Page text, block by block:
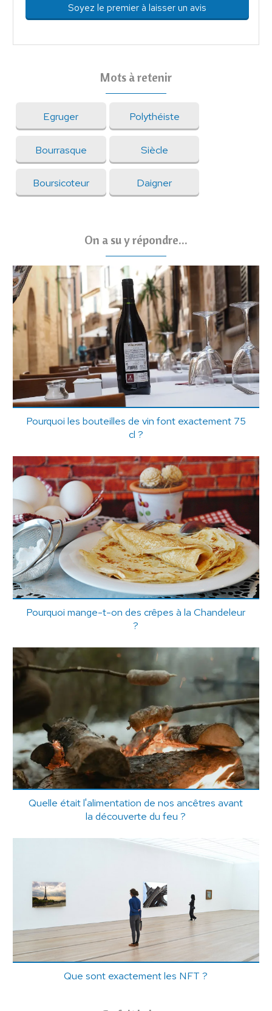
Soyez le premier à laisser un avis
Mots à retenir
Egruger Polythéiste
Bourrasque Siècle
Boursicoteur Daigner
On a su y répondre...
Pourquoi les bouteilles de vin font exactement 75
cl ?
Pourquoi mange-t-on des crêpes à la Chandeleur
?
Quelle était l'alimentation de nos ancêtres avant
la découverte du feu ?
Que sont exactement les NFT ?